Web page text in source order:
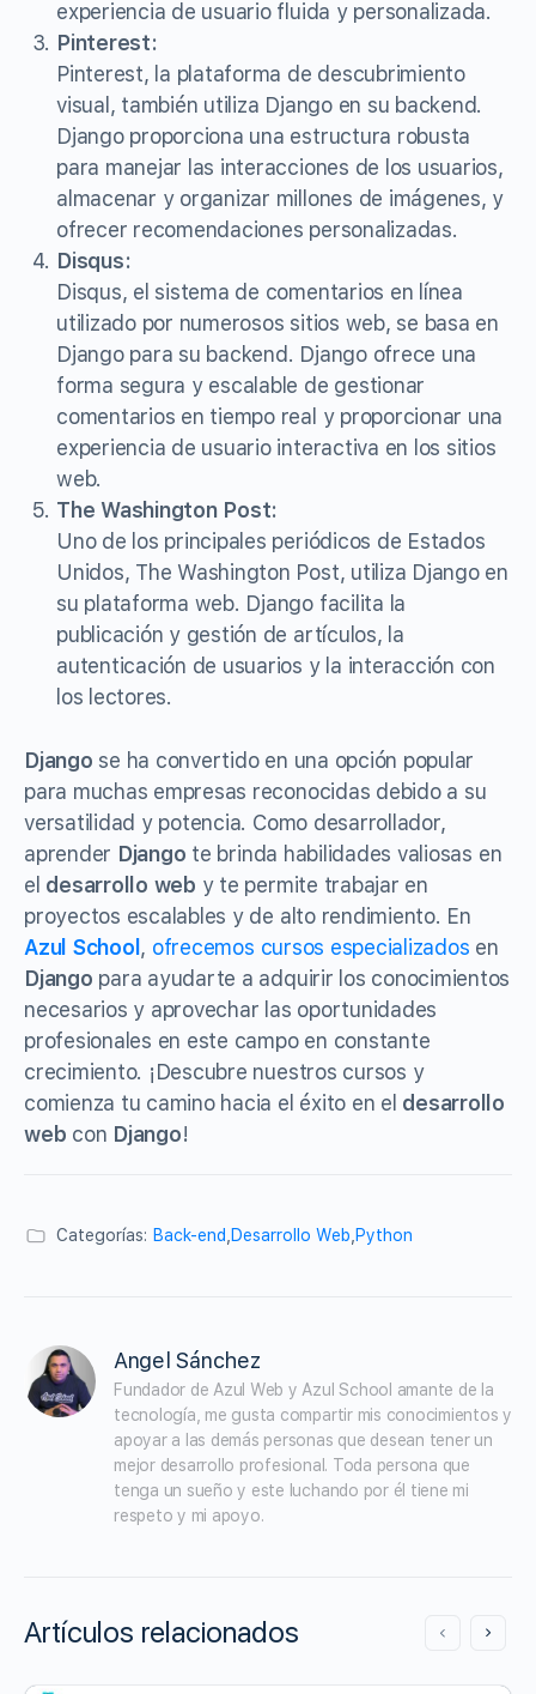
experiencia de usuario fluida y personalizada.
Pinterest:
Pinterest, la plataforma de descubrimiento
visual, también utiliza Django en su backend.
Django proporciona una estructura robusta
para manejar las interacciones de los usuarios,
almacenar y organizar millones de imágenes, y
ofrecer recomendaciones personalizadas.
Disqus:
Disqus, el sistema de comentarios en línea
utilizado por numerosos sitios web, se basa en
Django para su backend. Django ofrece una
forma segura y escalable de gestionar
comentarios en tiempo real y proporcionar una
experiencia de usuario interactiva en los sitios
web.
The Washington Post:
Uno de los principales periódicos de Estados
Unidos, The Washington Post, utiliza Django en
su plataforma web. Django facilita la
publicación y gestión de artículos, la
autenticación de usuarios y la interacción con
los lectores.
Django se ha convertido en una opción popular
para muchas empresas reconocidas debido a su
versatilidad y potencia. Como desarrollador,
aprender Django te brinda habilidades valiosas en
el desarrollo web y te permite trabajar en
proyectos escalables y de alto rendimiento. En
Azul School, ofrecemos cursos especializados en
Django para ayudarte a adquirir los conocimientos
necesarios y aprovechar las oportunidades
profesionales en este campo en constante
crecimiento. ¡Descubre nuestros cursos y
comienza tu camino hacia el éxito en el desarrollo
web con Django!
Categorías: Back-end Desarrollo Web Python
Angel Sánchez
Fundador de Azul Web y Azul School amante de la
tecnología, me gusta compartir mis conocimientos y
apoyar a las demás personas que desean tener un
mejor desarrollo profesional. Toda persona que
tenga un sueño y este luchando por él tiene mi
respeto y mi apoyo.
Artículos relacionados